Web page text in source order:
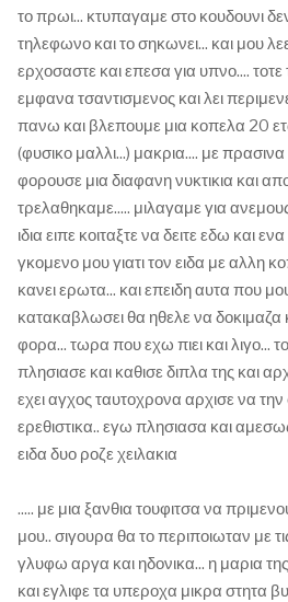
το πρωι... κτυπαγαμε στο κουδουνι
τηλεφωνο και το σηκωνει... και μου
ερχοσαστε και επεσα για υπνο....
εμφανα τσαντισμενος και λει
πανω και βλεπουμε μια κοπελα 20
(φυσικο μαλλι...) μακρια.... με
φορουσε μια διαφανη νυκτικια και
τρελαθηκαμε..... μιλαγαμε για
ιδια ειπε κοιταξτε να δειτε εδω και
γκομενο μου γιατι τον ειδα με αλλη
κανει ερωτα... και επειδη αυτα που
κατακαβλωσει θα ηθελε να δοκιμαζα
φορα... τωρα που εχω πιει και λιγο...
πλησιασε και καθισε διπλα της και
εχει αγχος ταυτοχρονα αρχισε να την
ερεθιστικα.. εγω πλησιασα και
ειδα δυο ροζε χειλακια
..... με μια ξανθια τουφιτσα να
μου.. σιγουρα θα το περιποιωταν με
γλυφω αργα και ηδονικα... η μαρια της
και εγλιφε τα υπεροχα μικρα στητα